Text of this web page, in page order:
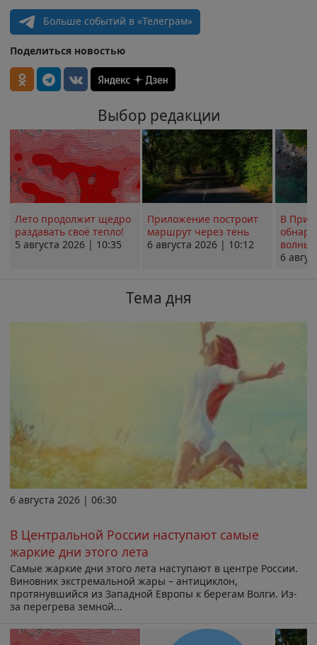
Больше событий в «Телеграм»
Поделиться новостью
Выбор редакции
Лето продолжит щедро
раздавать своё тепло!
5 августа 2026 | 10:35
Приложение построит
маршрут через тень
6 августа 2026 | 10:12
В
волны
6
Тема дня
6 августа 2026 | 06:30
В Центральной России наступают самые
жаркие дни этого лета
Самые жаркие дни этого лета наступают в центре России.
Виновник экстремальной жары – антициклон,
протянувшийся из Западной Европы к берегам Волги. Из-
за перегрева земной...